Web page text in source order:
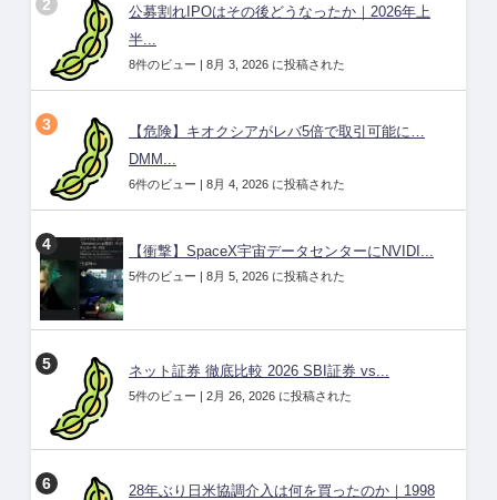
公募割れIPOはその後どうなったか｜2026年上
半...
8件のビュー | 8月 3, 2026 に投稿された
【危険】キオクシアがレバ5倍で取引可能に…
DMM...
6件のビュー | 8月 4, 2026 に投稿された
【衝撃】SpaceX宇宙データセンターにNVIDI...
5件のビュー | 8月 5, 2026 に投稿された
ネット証券 徹底比較 2026 SBI証券 vs...
5件のビュー | 2月 26, 2026 に投稿された
28年ぶり日米協調介入は何を買ったのか｜1998